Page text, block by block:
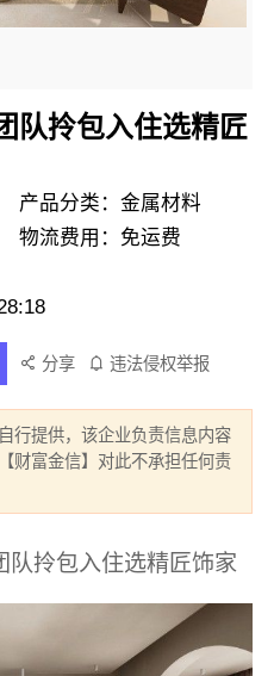
队拎包入住选精匠
产品分类：金属材料
物流费用：免运费
分享 违法侵权举报
行提供，该企业负责信息内容
财富金信】对此不承担任何责
队拎包入住选精匠饰家